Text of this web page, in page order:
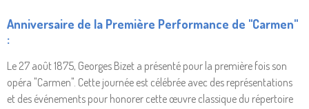
Anniversaire de la Première Performance de "Carmen"
:
Le 27 août 1875, Georges Bizet a présenté pour la première fois son
opéra "Carmen". Cette journée est célébrée avec des représentations
et des événements pour honorer cette œuvre classique du répertoire